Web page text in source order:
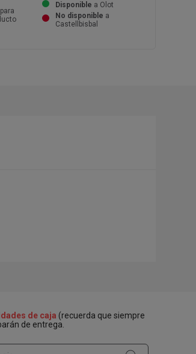
Disponible a Olot
No disponible a
Castellbisbal
de caja (recuerda que siempre
de entrega.